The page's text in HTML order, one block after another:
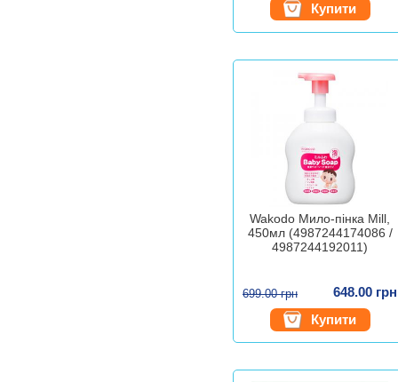
Купити
Wakodo Мило-пінка Mill,
450мл (4987244174086 /
4987244192011)
699.00 грн
648.00 грн
Купити